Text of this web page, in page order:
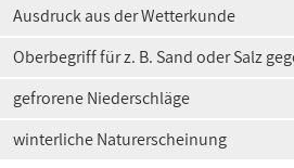
Ausdruck aus der Wetterkunde
Oberbegriff für z. B. Sand oder Salz
gefrorene Niederschläge
winterliche Naturerscheinung